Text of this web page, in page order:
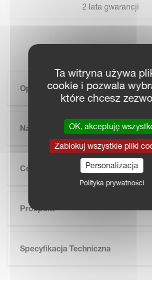
2 lata gwarancji
Opis
Najważniejsze Informacje
Cechy
Prospekt
Specyfikacja Techniczna
Ta witryna używa
cookie i pozwala
które chcesz
OK, akceptuję
Zablokuj wszystkie pliki
Personalizacja
Polityka prywatności